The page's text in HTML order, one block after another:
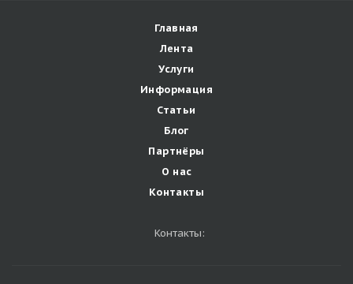
Главная
Лента
Услуги
Информация
Статьи
Блог
Партнёры
О нас
Контакты
Контакты: